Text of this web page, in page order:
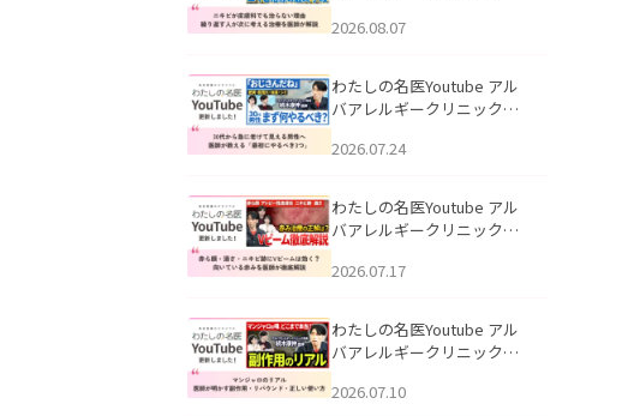
らない理由｜繰り返す人が
説」を公開いたしました。
2026.08.07
わたしの名医Youtube アル
バアレルギークリニック札
える男性へ｜医師が教える
公開いたしました。
2026.07.24
わたしの名医Youtube アル
バアレルギークリニック札
跡にVビームは効く？向いて
説」を公開いたしました。
2026.07.17
わたしの名医Youtube アル
バアレルギークリニック札
医師が明かす副作用・リバ
2026.07.10